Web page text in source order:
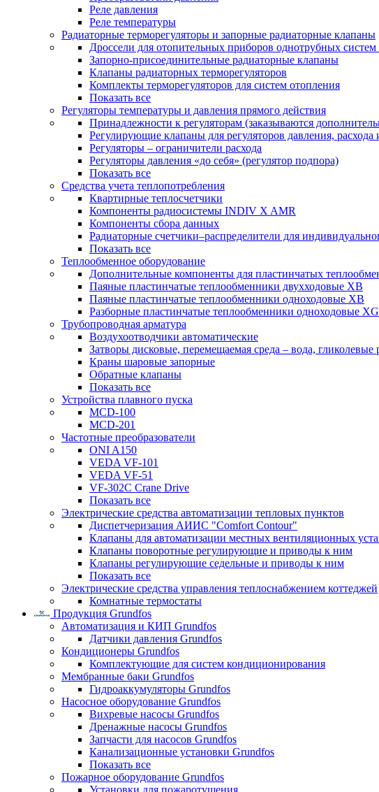
Реле давления
Реле температуры
Радиаторные терморегуляторы и запорные радиаторные клапаны
Дроссели для отопительных приборов однотрубных систем
Запорно-присоединительные радиаторные клапаны
Клапаны радиаторных терморегуляторов
Комплекты терморегуляторов для систем отопления
Показать все
Регуляторы температуры и давления прямого действия
Принадлежности к регуляторам (заказываются
Регулирующие клапаны для регуляторов давления, расхода
Регуляторы – ограничители расхода
Регуляторы давления «до себя» (регулятор подпора)
Показать все
Средства учета теплопотребления
Квартирные теплосчетчики
Компоненты радиосистемы INDIV X AMR
Компоненты сбора данных
Радиаторные счетчики–распределители для
Показать все
Теплообменное оборудование
Дополнительные компоненты для пластинчатых
Паяные пластинчатые теплообменники двухходовые XB
Паяные пластинчатые теплообменники одноходовые ХВ
Разборные пластинчатые теплообменники одноходовые ХG
Трубопроводная арматура
Воздухоотводчики автоматические
Затворы дисковые, перемещаемая среда – вода, гликолевые
Краны шаровые запорные
Обратные клапаны
Показать все
Устройства плавного пуска
MCD-100
MCD-201
Частотные преобразователи
ONI A150
VEDA VF-101
VEDA VF-51
VF-302C Crane Drive
Показать все
Электрические средства автоматизации тепловых пунктов
Диспетчеризация АИИС "Comfort Contour"
Клапаны для автоматизации местных вентиляционных
Клапаны поворотные регулирующие и приводы к ним
Клапаны регулирующие седельные и приводы к ним
Показать все
Электрические средства управления теплоснабжением коттеджей
Комнатные термостаты
Продукция Grundfos
Автоматизация и КИП Grundfos
Датчики давления Grundfos
Кондиционеры Grundfos
Комплектующие для систем кондиционирования
Мембранные баки Grundfos
Гидроаккумуляторы Grundfos
Насосное оборудование Grundfos
Вихревые насосы Grundfos
Дренажные насосы Grundfos
Запчасти для насосов Grundfos
Канализационные установки Grundfos
Показать все
Пожарное оборудование Grundfos
Установки для пожаротушения